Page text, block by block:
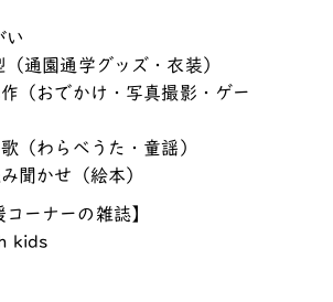
い
通園通学グッズ・衣装）
（おでかけ・写真撮影・ゲー
（わらべうた・童謡）
聞かせ（絵本）
コーナーの雑誌】
kids